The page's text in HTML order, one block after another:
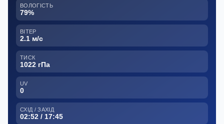
ВОЛОГІСТЬ
79%
ВІТЕР
2.1 м/с
ТИСК
1022 гПа
UV
0
СХІД / ЗАХІД
02:52 / 17:45